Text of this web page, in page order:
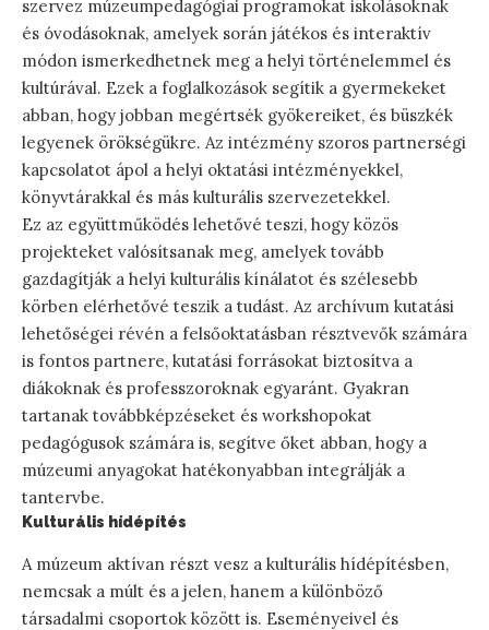
szervez múzeumpedagógiai programokat iskolásoknak
és óvodásoknak, amelyek során játékos és interaktív
módon ismerkedhetnek meg a helyi történelemmel és
kultúrával. Ezek a foglalkozások segítik a gyermekeket
abban, hogy jobban megértsék gyökereiket, és büszkék
legyenek örökségükre. Az intézmény szoros partnerségi
kapcsolatot ápol a helyi oktatási intézményekkel,
könyvtárakkal és más kulturális szervezetekkel.
Ez az együttműködés lehetővé teszi, hogy közös
projekteket valósítsanak meg, amelyek tovább
gazdagítják a helyi kulturális kínálatot és szélesebb
körben elérhetővé teszik a tudást. Az archívum kutatási
lehetőségei révén a felsőoktatásban résztvevők számára
is fontos partnere, kutatási forrásokat biztosítva a
diákoknak és professzoroknak egyaránt. Gyakran
tartanak továbbképzéseket és workshopokat
pedagógusok számára is, segítve őket abban, hogy a
múzeumi anyagokat hatékonyabban integrálják a
tantervbe.
Kulturális hídépítés
A múzeum aktívan részt vesz a kulturális hídépítésben,
nemcsak a múlt és a jelen, hanem a különböző
társadalmi csoportok között is. Eseményeivel és